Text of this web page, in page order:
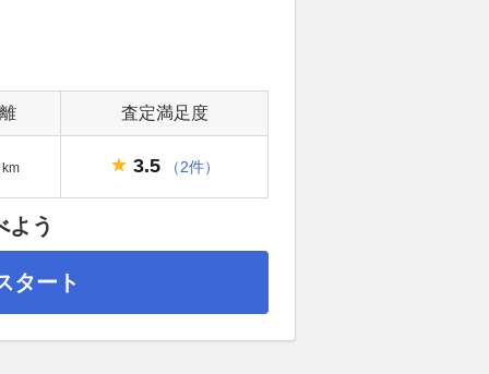
査定満足度
km 3.5 （2件）
よう
タート